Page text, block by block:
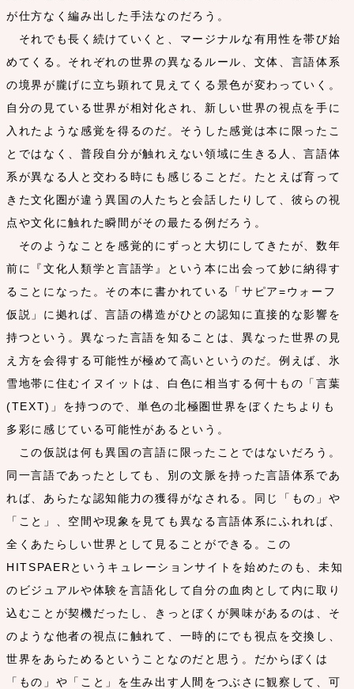
が仕方なく編み出した手法なのだろう。
それでも長く続けていくと、マージナルな有用性を帯び始
めてくる。それぞれの世界の異なるルール、文体、言語体系
の境界が朧げに立ち顕れて見えてくる景色が変わっていく。
自分の見ている世界が相対化され、新しい世界の視点を手に
入れたような感覚を得るのだ。そうした感覚は本に限ったこ
とではなく、普段自分が触れえない領域に生きる人、言語体
系が異なる人と交わる時にも感じることだ。たとえば育って
きた文化圏が違う異国の人たちと会話したりして、彼らの視
点や文化に触れた瞬間がその最たる例だろう。
そのようなことを感覚的にずっと大切にしてきたが、数年
前に『文化人類学と言語学』という本に出会って妙に納得す
ることになった。その本に書かれている「サピア=ウォーフ
仮説」に拠れば、言語の構造がひとの認知に直接的な影響を
持つという。異なった言語を知ることは、異なった世界の見
え方を会得する可能性が極めて高いというのだ。例えば、氷
雪地帯に住むイヌイットは、白色に相当する何十もの「言葉
(TEXT)」を持つので、単色の北極圏世界をぼくたちよりも
多彩に感じている可能性があるという。
この仮説は何も異国の言語に限ったことではないだろう。
同一言語であったとしても、別の文脈を持った言語体系であ
れば、あらたな認知能力の獲得がなされる。同じ「もの」や
「こと」、空間や現象を見ても異なる言語体系にふれれば、
全くあたらしい世界として見ることができる。この
HITSPAERというキュレーションサイトを始めたのも、未知
のビジュアルや体験を言語化して自分の血肉として内に取り
込むことが契機だったし、きっとぼくが興味があるのは、そ
のような他者の視点に触れて、一時的にでも視点を交換し、
世界をあらためるということなのだと思う。だからぼくは
「もの」や「こと」を生み出す人間をつぶさに観察して、可